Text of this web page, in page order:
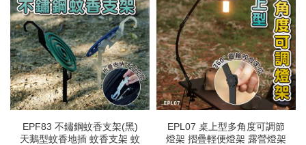
EPF83 不鏽鋼蚊香支架(黑)
天鵝型蚊香地插 蚊香支架 蚊
EPL07 桌上型多角度可調節
燈架 摺疊輕便燈架 露營燈架